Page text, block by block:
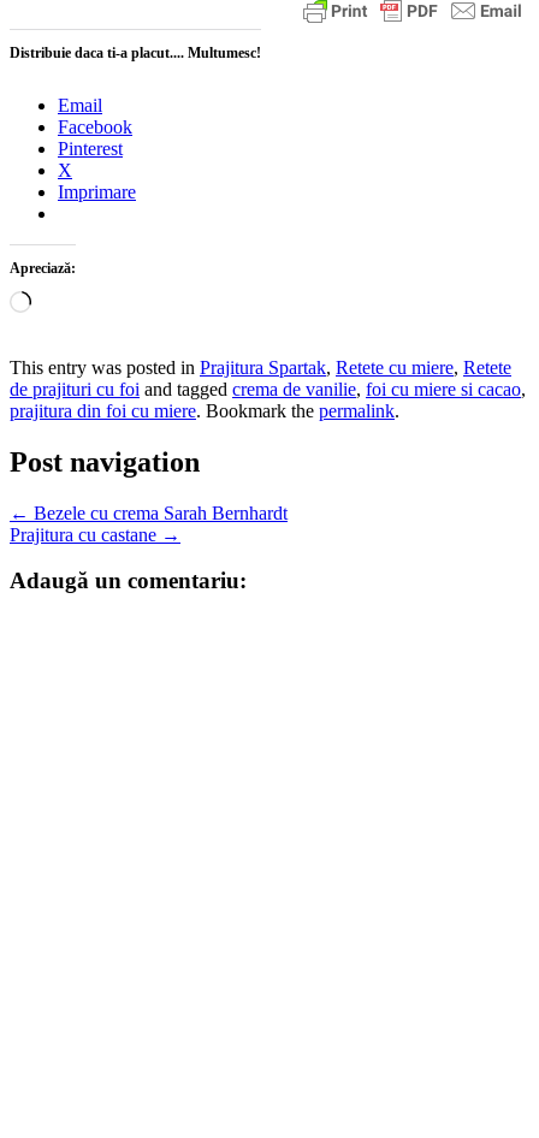
Distribuie daca ti-a placut.... Multumesc!
Email
Facebook
Pinterest
X
Imprimare
Apreciază:
Încarc...
This entry was posted in Prajitura Spartak, Retete cu miere, Retete
de prajituri cu foi and tagged crema de vanilie, foi cu miere si cacao,
prajitura din foi cu miere. Bookmark the permalink.
Post navigation
← Bezele cu crema Sarah Bernhardt
Prajitura cu castane →
Adaugă un comentariu: